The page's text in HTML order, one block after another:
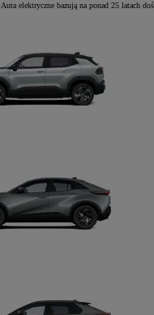
Auta elektryczne bazują na ponad 25 latach